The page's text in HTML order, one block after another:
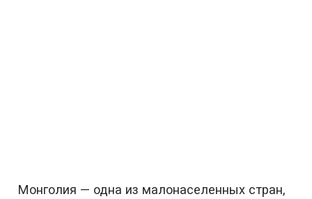
Монголия — одна из малонаселенных стран,